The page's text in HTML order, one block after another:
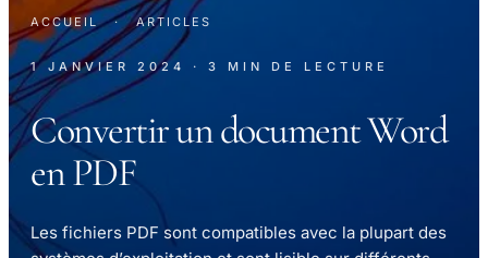
ACCUEIL · ARTICLES
1 JANVIER 2024 · 3 MIN DE LECTURE
Convertir un document Word
en PDF
Les fichiers PDF sont compatibles avec la plupart des